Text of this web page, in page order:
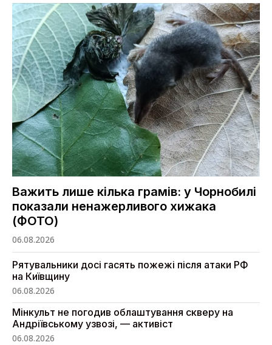
Важить лише кілька грамів: у Чорнобилі
показали ненажерливого хижака
(ФОТО)
06.08.2026
Рятувальники досі гасять пожежі після атаки РФ
на Київщину
06.08.2026
Мінкульт не погодив облаштування скверу на
Андріївському узвозі, — активіст
06.08.2026